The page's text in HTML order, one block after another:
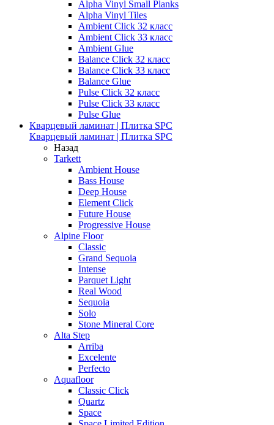
Alpha Vinyl Small Planks
Alpha Vinyl Tiles
Ambient Click 32 класс
Ambient Click 33 класс
Ambient Glue
Balance Click 32 класс
Balance Click 33 класс
Balance Glue
Pulse Click 32 класс
Pulse Click 33 класс
Pulse Glue
Кварцевый ламинат | Плитка SPC
Кварцевый ламинат | Плитка SPC
Назад
Tarkett
Ambient House
Bass House
Deep House
Element Click
Future House
Progressive House
Alpine Floor
Classic
Grand Sequoia
Intense
Parquet Light
Real Wood
Sequoia
Solo
Stone Mineral Core
Alta Step
Arriba
Excelente
Perfecto
Aquafloor
Classic Click
Quartz
Space